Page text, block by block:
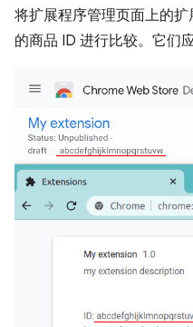
将扩展程序管理页面上的
的商品 ID 进行比较。它们